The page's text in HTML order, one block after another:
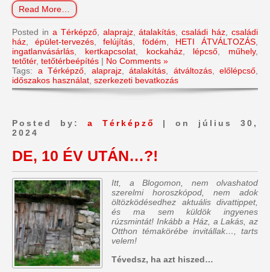
Read More…
Posted in a Térképző, alaprajz,átalakítás ,családi ház
családi
ház ,épület-tervezés ,felújítás födém HETI ÁTVÁLTOZÁS
ingatlanvásárlás
kertkapcsolat, kockaház, lépcső műhely,
tetőtér, tetőtérbeépítés | No Comments »
Tags: a Térképző alaprajz, átalakítás átváltozás, előlépcső
időszakos használat szerkezeti bevatkozás
Posted by: a Térképző
| on július 30,
2024
DE, 10 ÉV UTÁN…?!
Itt, a Blogomon, nem olvashatod
szerelmi horoszkópod, nem adok
öltözködésedhez aktuális divattippet,
és ma sem küldök ingyenes
rúzsmintát! Inkább a Ház, a Lakás, az
Otthon témakörébe invitállak…, tarts
velem!
Tévedsz, ha azt hiszed…